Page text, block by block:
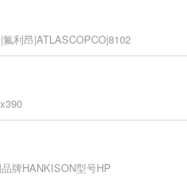
利昂|ATLASCOPCO|8102
牌HANKISON型号HP